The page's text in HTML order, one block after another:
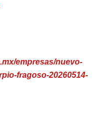
empresas/nuevo-
fragoso-20260514-